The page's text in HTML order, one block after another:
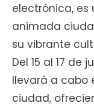
electrónica, es
animada
su vibrante
Del 15 al 17 de
llevará a cabo
ciudad,